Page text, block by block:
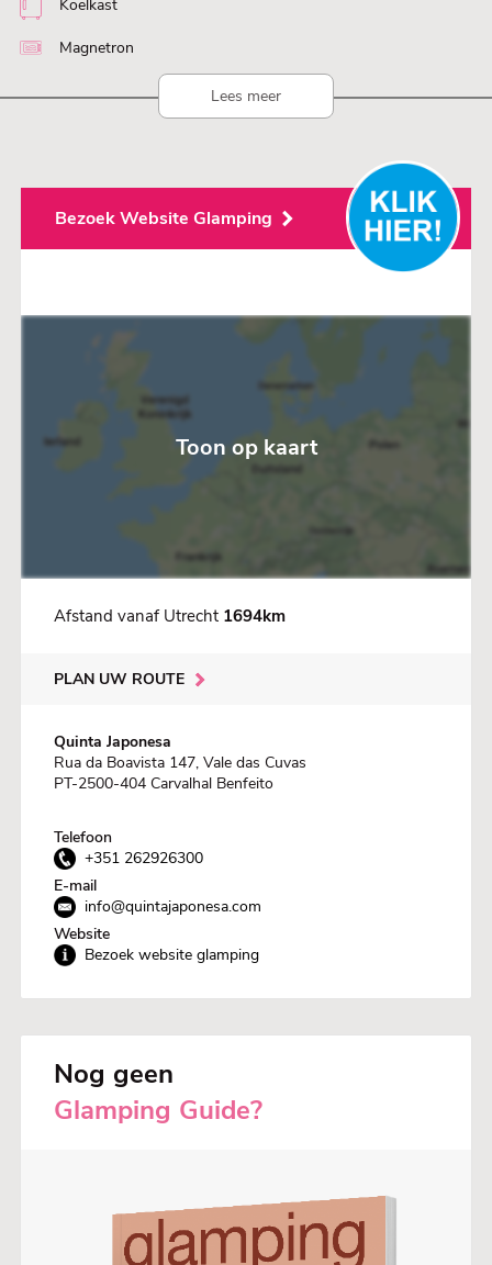
Koelkast
Magnetron
Lees meer
Bezoek Website Glamping
Toon op kaart
Afstand vanaf Utrecht 1694km
PLAN UW ROUTE
Quinta Japonesa
Rua da Boavista 147, Vale das Cuvas
PT-2500-404 Carvalhal Benfeito
Telefoon
+351 262926300
E-mail
info@quintajaponesa.com
Website
Bezoek website glamping
Nog geen
Glamping Guide?